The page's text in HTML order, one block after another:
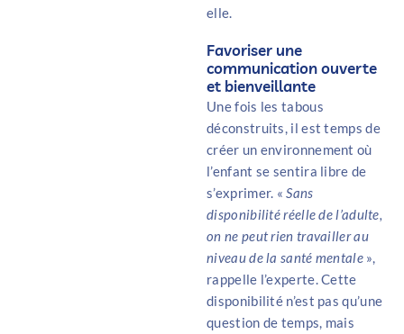
elle.
Favoriser une
communication ouverte
et bienveillante
Une fois les tabous
déconstruits, il est temps de
créer un environnement où
l’enfant se sentira libre de
s’exprimer. « Sans
disponibilité réelle de l’adulte,
on ne peut rien travailler au
niveau de la santé mentale »,
rappelle l’experte. Cette
disponibilité n’est pas qu’une
question de temps, mais